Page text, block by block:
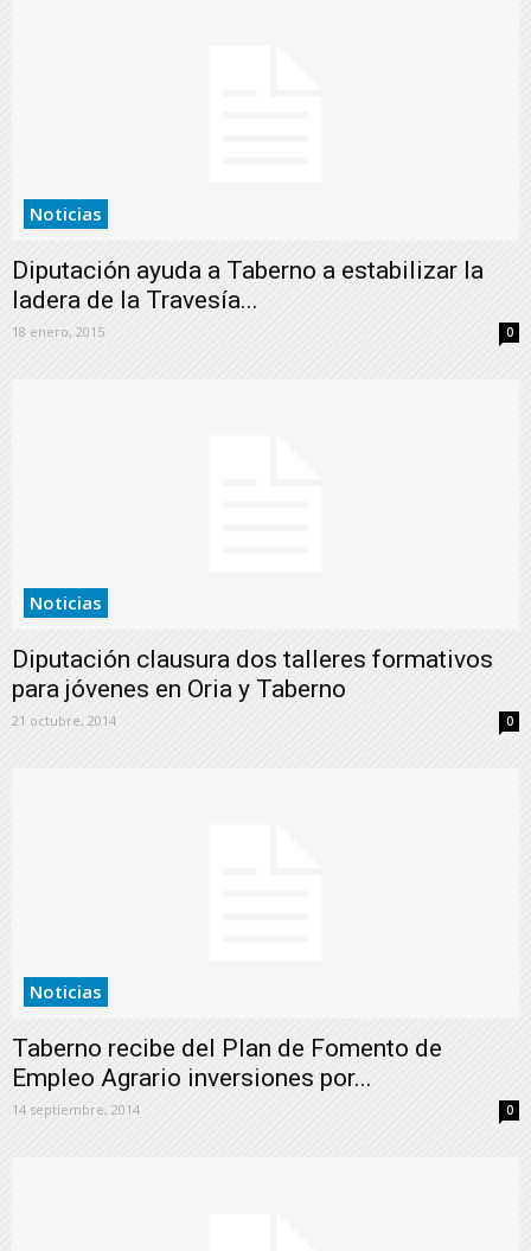
Noticias
Diputación ayuda a Taberno a estabilizar la
ladera de la Travesía...
18 enero, 2015 0
Noticias
Diputación clausura dos talleres formativos
para jóvenes en Oria y Taberno
21 octubre, 2014 0
Noticias
Taberno recibe del Plan de Fomento de
Empleo Agrario inversiones por...
14 septiembre, 2014 0